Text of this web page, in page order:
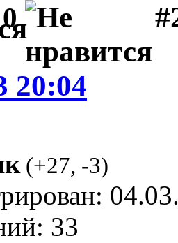
0
20:04
(+27, -3)
33